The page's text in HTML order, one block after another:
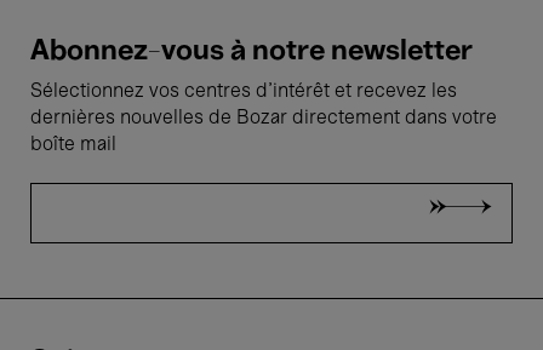
Abonnez-vous à notre newsletter
Sélectionnez vos centres d'intérêt et recevez les
dernières nouvelles de Bozar directement dans votre
boîte mail